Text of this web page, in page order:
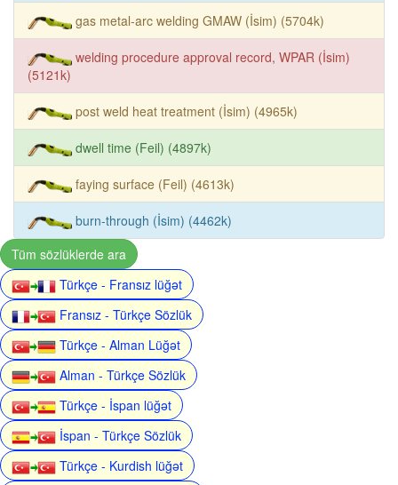
gas metal-arc welding GMAW (İsim) (5704k)
welding procedure approval record, WPAR (İsim)
(5121k)
post weld heat treatment (İsim) (4965k)
dwell time (Feil) (4897k)
faying surface (Feil) (4613k)
burn-through (İsim) (4462k)
Tüm sözlüklerde ara
Türkçe - Fransız lüğət
Fransız - Türkçe Sözlük
Türkçe - Alman Lüğət
Alman - Türkçe Sözlük
Türkçe - İspan lüğət
İspan - Türkçe Sözlük
Türkçe - Kurdish lüğət